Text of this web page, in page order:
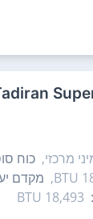
מרכזי, כוח
מקדם
18,493 BTU